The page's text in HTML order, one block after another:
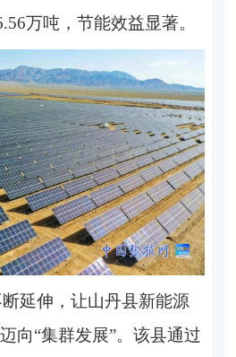
万吨，节能效益显著。
延伸，让山丹县新能源
向“集群发展”。该县通过